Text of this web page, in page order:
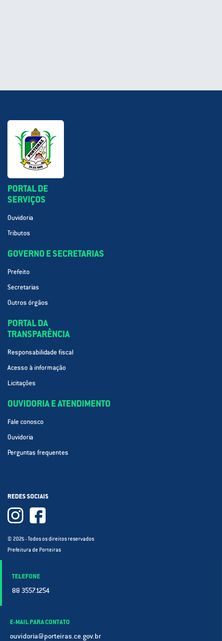
PORTAL DE
SERVIÇOS
Ouvidoria
Tributos
GOVERNO E SECRETARIAS
Prefeito
Secretarias
Outros órgãos
PORTAL DA
TRANSPARÊNCIA
Responsabilidade fiscal
Acesso à informação
Licitações
OUVIDORIA E ATENDIMENTO
Fale conosco
Ouvidoria
Perguntas frequentes
REDES SOCIAIS
© 2025 - Todos os direitos reservados
Prefeitura de Porteiras
TELEFONE
88 3557.1254
E-MAIL PARA CONTATO
ouvidoria@porteiras.ce.gov.br